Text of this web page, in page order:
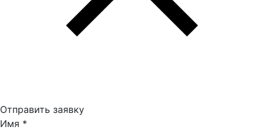
Отправить заявку
Имя *